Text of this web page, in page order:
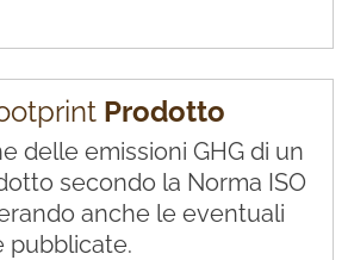
Prodotto
delle emissioni GHG di un
secondo la Norma ISO
anche le eventuali
pubblicate.